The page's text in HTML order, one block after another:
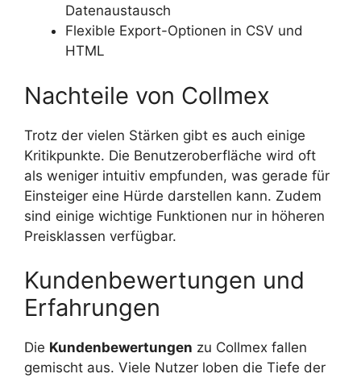
Datenaustausch
Flexible Export-Optionen in CSV und
HTML
Nachteile von Collmex
Trotz der vielen Stärken gibt es auch einige
Kritikpunkte. Die Benutzeroberfläche wird oft
als weniger intuitiv empfunden, was gerade für
Einsteiger eine Hürde darstellen kann. Zudem
sind einige wichtige Funktionen nur in höheren
Preisklassen verfügbar.
Kundenbewertungen und
Erfahrungen
Die Kundenbewertungen zu Collmex fallen
gemischt aus. Viele Nutzer loben die Tiefe der